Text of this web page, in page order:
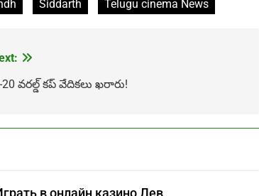
Siddarth Telugu cinema News
వరల్డ్ కప్ వేదికలు ఖరారు!
в онлайн казино Лев